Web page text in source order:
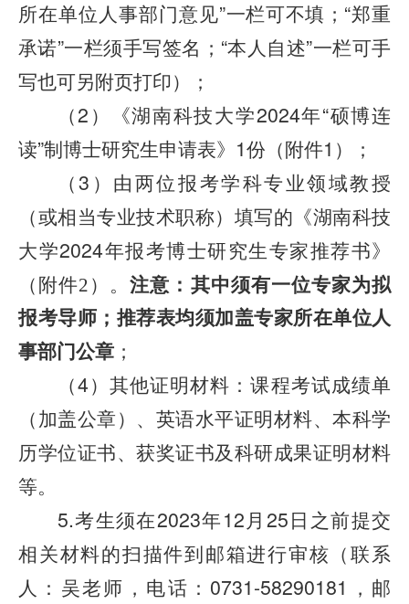
所在单位人事部门意 见”一栏可不填 ；“郑重
承诺”一栏须手写签名；“本人自述”一栏可手
写也可另附页打印）；
（2）《湖南科技大学2024年“硕博连
读”制博士研究生申请表》1份（附件1）；
（3） 由两位报考学科专业领域教授
（或相当专业技术职称）填写的 《湖南科技
大学2024年报考博士研究生专家推荐书》
（附件2 ）。注意： 其中须有一位专家为拟
报考导师；推荐表均须加盖专家所在单位人
事部门公章 ；
（4）其他证明材料：课程考试成绩单
（加盖公章）、英语水平证明材料、本科学
历学位证书、获奖证书及科研成果证明材料
等。
5.考生须在2023年12月25日之前提交
相关材料的扫描件到邮箱进行审核（联系
人：吴老师，电话： 0731-58290181 ， 邮